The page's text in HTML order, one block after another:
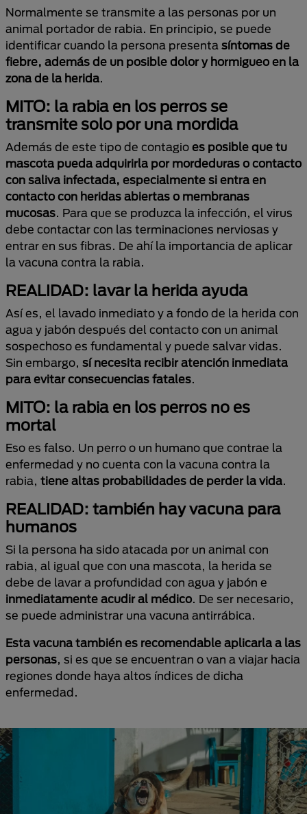
Normalmente se transmite a las personas por un
animal portador de rabia. En principio, se puede
identificar cuando la persona presenta síntomas de
fiebre, además de un posible dolor y hormigueo en la
zona de la herida.
MITO: la rabia en los perros se
transmite solo por una mordida
Además de este tipo de contagio es posible que tu
mascota pueda adquirirla por mordeduras o contacto
con saliva infectada, especialmente si entra en
contacto con heridas abiertas o membranas
mucosas. Para que se produzca la infección, el virus
debe contactar con las terminaciones nerviosas y
entrar en sus fibras. De ahí la importancia de aplicar
la vacuna contra la rabia.
REALIDAD: lavar la herida ayuda
Así es, el lavado inmediato y a fondo de la herida con
agua y jabón después del contacto con un animal
sospechoso es fundamental y puede salvar vidas.
Sin embargo, sí necesita recibir atención inmediata
para evitar consecuencias fatales.
MITO: la rabia en los perros no es
mortal
Eso es falso. Un perro o un humano que contrae la
enfermedad y no cuenta con la vacuna contra la
rabia, tiene altas probabilidades de perder la vida.
REALIDAD: también hay vacuna para
humanos
Si la persona ha sido atacada por un animal con
rabia, al igual que con una mascota, la herida se
debe de lavar a profundidad con agua y jabón e
inmediatamente acudir al médico. De ser necesario,
se puede administrar una vacuna antirrábica.
Esta vacuna también es recomendable aplicarla a las
personas, si es que se encuentran o van a viajar hacia
regiones donde haya altos índices de dicha
enfermedad.